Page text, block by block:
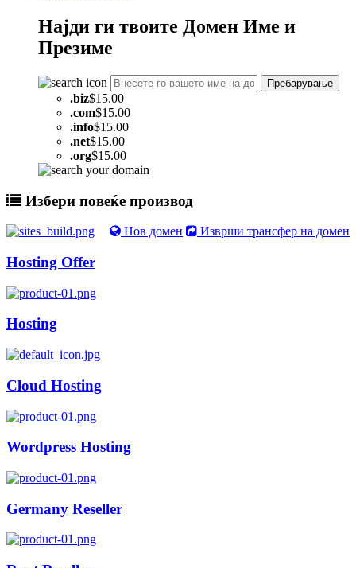
Најди ги твоите Домен Име и
Презиме
Пребарување
.biz$15.00
.com$15.00
.info$15.00
.net$15.00
.org$15.00
Избери повеќе производ
Нов домен Изврши трансфер на домен
Hosting Offer
Hosting
Cloud Hosting
Wordpress Hosting
Germany Reseller